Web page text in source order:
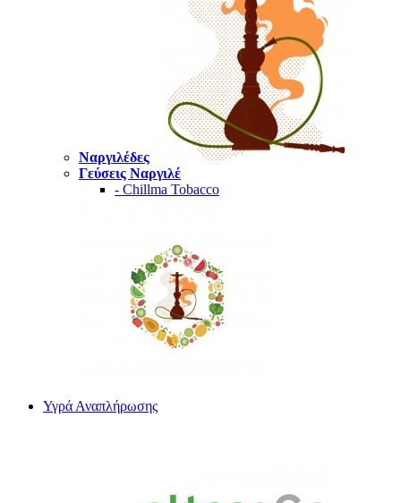
Ναργιλέδες
Γεύσεις Ναργιλέ
- Chillma Tobacco
Υγρά Αναπλήρωσης